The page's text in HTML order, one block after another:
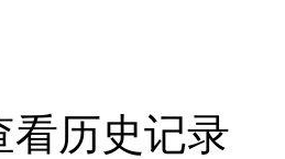
看历史记录